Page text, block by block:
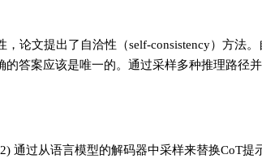
论文提出了自洽性（self-consistency）方法
答案应该是唯一的。通过采样多种推理路径
通过从语言模型的解码器中采样来替换CoT提